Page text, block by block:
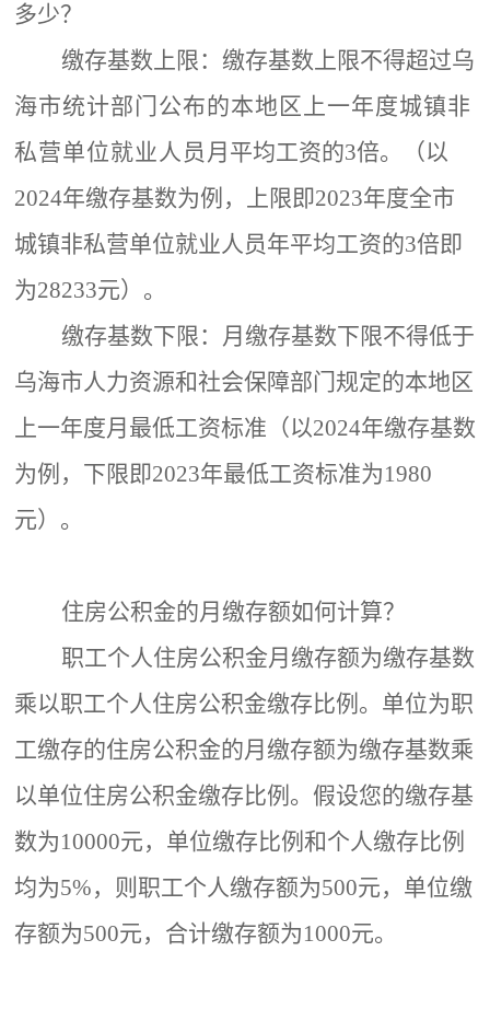
多少？
缴存基数上限： 缴存基数上限不得超过乌
海市统计部门公布的本地区上一年度城镇非
私营单位就业人员 月平均工资的3倍。
（以
2024年缴存基数为例， 上限即2023年度全市
城镇非私营单位就业人员年平均工资的3倍即
为28233元）。
缴存基数下限： 月缴存基数下限不得低于
乌海市人力资源和社会保障部门规定的本地区
上一年度月最低工资标准 （以2024年缴存基数
为例， 下限即2023年最低工资标准为1980
元）。
住房公积金的月缴存额如何计算？
职工个人住房公积金月缴存额为缴存基数
乘以职工个人住房公积金缴存比例。单位为职
工缴存的住房公积金的月缴存额为缴存基数乘
以单位住房公积金缴存比例。 假设您的缴存基
数为10000元，单位缴存比例和个人缴存比例
均为5%，则职工个人缴存额为500元，单位缴
存额为500元，合计缴存额为1000元。